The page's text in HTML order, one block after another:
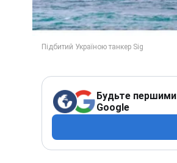
Будьте першими
Google